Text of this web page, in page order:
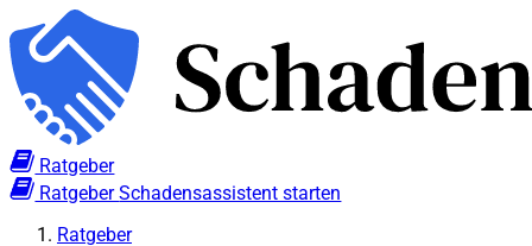
Ratgeber
RatgeberSchadensassistent starten
Ratgeber